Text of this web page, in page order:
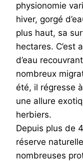
physionomie
hiver, gorgé
plus haut, sa
hectares. C’est
d’eau
nombreux
été, il régresse
une allure
herbiers.
Depuis plus de
réserve
nombreuses